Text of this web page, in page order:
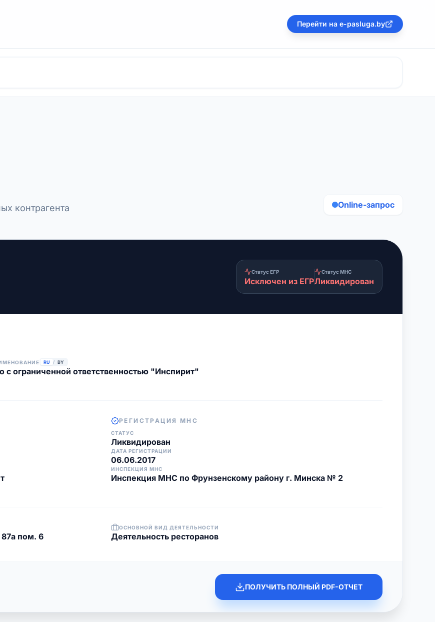
Перейти на e-pasluga.by
контрагента Online-запрос
Статус ЕГР
Исключен из ЕГР
Статус МНС
Ликвидирован
RU / BY
с ограниченной ответственностью "Инспирит"
РЕГИСТРАЦИЯ МНС
СТАТУС
Ликвидирован
ДАТА РЕГИСТРАЦИИ
06.06.2017
ИНСПЕКЦИЯ МНС
Инспекция МНС по Фрунзенскому району г. Минска № 2
пом. 6
ОСНОВНОЙ ВИД ДЕЯТЕЛЬНОСТИ
Деятельность ресторанов
ПОЛУЧИТЬ ПОЛНЫЙ PDF-ОТЧЕТ